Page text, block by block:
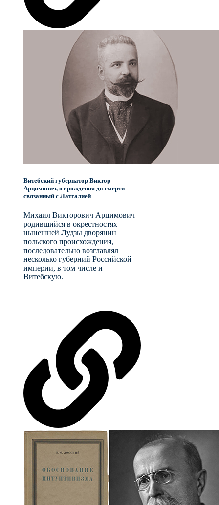
Витебский губернатор Виктор
Арцимович, от рождения до смерти
связанный с Латгалией
Михаил Викторович Арцимович –
родившийся в окрестностях
нынешней Лудзы дворянин
польского происхождения,
последовательно возглавлял
несколько губерний Российской
империи, в том числе и
Витебскую.